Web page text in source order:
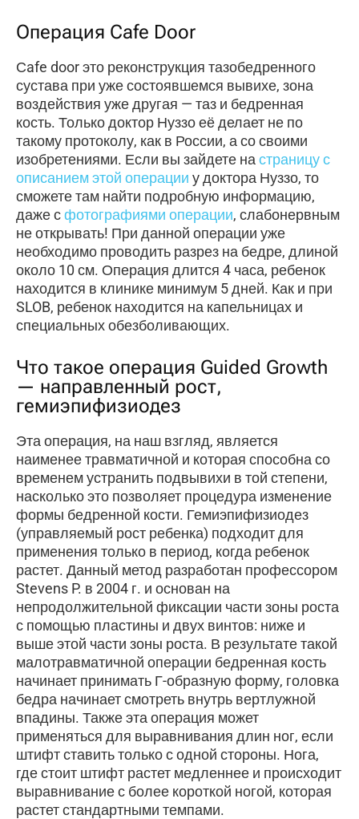
Операция Cafe Door
Сafe door это реконструкция тазобедренного
сустава при уже состоявшемся вывихе, зона
воздействия уже другая — таз и бедренная
кость. Только доктор Нуззо её делает не по
такому протоколу, как в России, а со своими
изобретениями. Если вы зайдете на страницу с
описанием этой операции у доктора Нуззо, то
сможете там найти подробную информацию,
даже сфотографиями операции, слабонервным
не открывать! При данной операции уже
необходимо проводить разрез на бедре, длиной
около 10 см. Операция длится 4 часа, ребенок
находится в клинике минимум 5 дней. Как и при
SLOB, ребенок находится на капельницах и
специальных обезболивающих.
Что такое операция Guided Growth
— направленный рост,
гемиэпифизиодез
Эта операция, на наш взгляд, является
наименее травматичной и которая способна со
временем устранить подвывихи в той степени,
насколько это позволяет процедура изменение
формы бедренной кости. Гемиэпифизиодез
(управляемый рост ребенка) подходит для
применения только в период, когда ребенок
растет. Данный метод разработан профессором
Stevens P. в 2004 г. и основан на
непродолжительной фиксации части зоны роста
с помощью пластины и двух винтов: ниже и
выше этой части зоны роста. В результате такой
малотравматичной операции бедренная кость
начинает принимать Г-образную форму, головка
бедра начинает смотреть внутрь вертлужной
впадины. Также эта операция может
применяться для выравнивания длин ног, если
штифт ставить только с одной стороны. Нога,
где стоит штифт растет медленнее и происходит
выравнивание с более короткой ногой, которая
растет стандартными темпами.